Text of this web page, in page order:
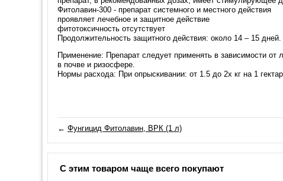
Фитолавин-300 - препарат системного и местного действия
проявляет лечебное и защитное действие
фитотоксичность отсутствует
Продолжительность защитного действия: около 14 – 15 дней.
Применение: Препарат следует применять в зависимости от
в почве и ризосфере.
Нормы расхода: При опрыскивании: от 1.5 до 2х кг на 1
← Фунгицид Фитолавин, ВРК (1 л)
С этим товаром чаще всего покупают